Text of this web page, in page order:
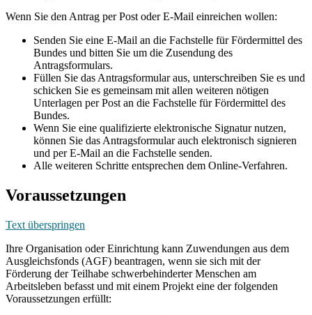
Wenn Sie den Antrag per Post oder E-Mail einreichen wollen:
Senden Sie eine E-Mail an die Fachstelle für Fördermittel des
Bundes und bitten Sie um die Zusendung des
Antragsformulars.
Füllen Sie das Antragsformular aus, unterschreiben Sie es und
schicken Sie es gemeinsam mit allen weiteren nötigen
Unterlagen per Post an die Fachstelle für Fördermittel des
Bundes.
Wenn Sie eine qualifizierte elektronische Signatur nutzen,
können Sie das Antragsformular auch elektronisch signieren
und per E-Mail an die Fachstelle senden.
Alle weiteren Schritte entsprechen dem Online-Verfahren.
Voraussetzungen
Text überspringen
Ihre Organisation oder Einrichtung kann Zuwendungen aus dem
Ausgleichsfonds (AGF) beantragen, wenn sie sich mit der
Förderung der Teilhabe schwerbehinderter Menschen am
Arbeitsleben befasst und mit einem Projekt eine der folgenden
Voraussetzungen erfüllt: